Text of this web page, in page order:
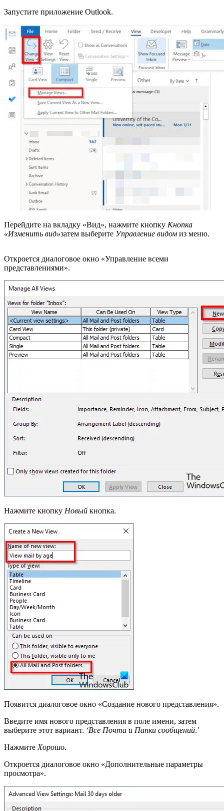
Запустите приложение Outlook.
Перейдите на вкладку «Вид», нажмите кнопку Кнопка
«Изменить вид»затем выберите Управление видом из меню.
Откроется диалоговое окно «Управление всеми
представлениями».
Нажмите кнопку Новый кнопка.
Появится диалоговое окно «Создание нового представления».
Введите имя нового представления в поле имени, затем
выберите этот вариант. ‘Все Почта и Папки сообщений.’
НажмитеХорошо.
Откроется диалоговое окно «Дополнительные параметры
просмотра».